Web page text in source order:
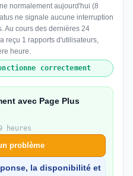
normalement aujourd'hui (8
ne signale aucune interruption
Au cours des dernières 24
reçu 1 rapports d'utilisateurs,
heure.
correctement
avec Page Plus
problème
la disponibilité et